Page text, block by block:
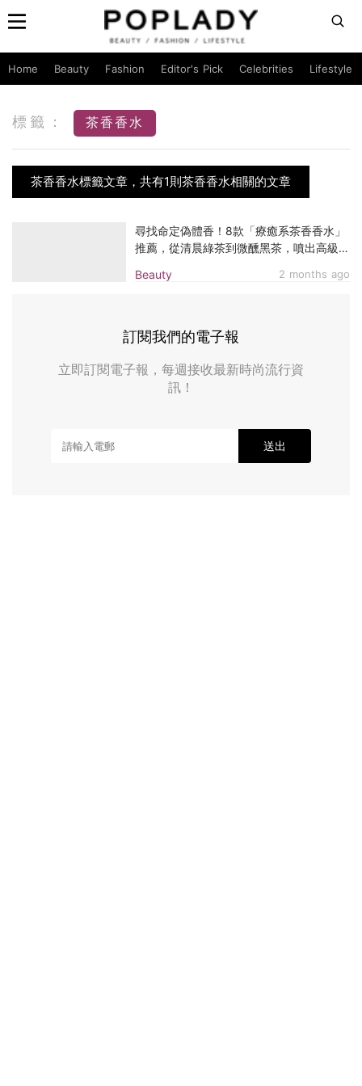
Home Beauty Fashion Editor's Pick Celebrities Lifestyle
標籤： 茶香香水
茶香香水標籤文章，共有1則茶香香水相關的文章
Beauty 2 months ago
尋找命定偽體香！8款「療癒系茶香香水」
推薦，從清晨綠茶到微醺黑茶，噴出高級木
訂閱我們的電子報
立即訂閱電子報，每週接收最新時尚流行資
訊！
送出